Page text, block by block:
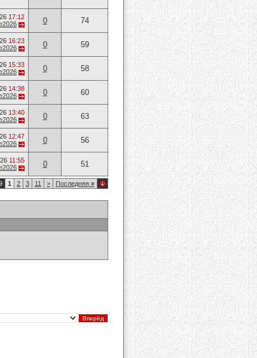
17:12
0 74
16:23
0 59
15:33
0 58
14:38
0 60
13:40
0 63
12:47
0 56
11:55
0 51
1 2 3 11 > Последняя »